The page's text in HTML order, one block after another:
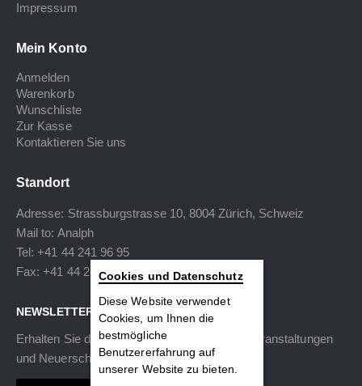
Impressum
Mein Konto
Anmelden
Warenkorb
Wunschliste
Zur Kasse
Kontaktieren Sie uns
Standort
Adresse: Strassburgstrasse 10, 8004 Zürich, Schweiz
Mail to: Analph
Tel: +41 44 241 96 95
Fax: +41 44 240 34 40
NEWSLETTER
Erhalten Sie die neuesten Informationen zu Veranstaltungen
und Neuerscheinungen.
Cookies und Datenschutz
Diese Website verwendet
Cookies, um Ihnen die
bestmögliche
Benutzererfahrung auf
unserer Website zu bieten.